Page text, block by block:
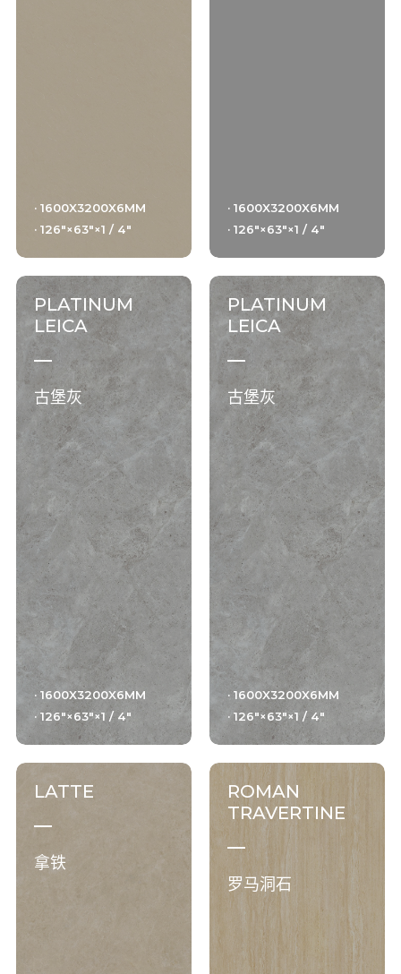
· 1600X3200X6MM
· 126"×63"×1 / 4"
· 1600X3200X6MM
· 126"×63"×1 / 4"
PLATINUM
LEICA
古堡灰
· 1600X3200X6MM
· 126"×63"×1 / 4"
PLATINUM
LEICA
古堡灰
· 1600X3200X6MM
· 126"×63"×1 / 4"
LATTE
拿铁
ROMAN
TRAVERTINE
罗马洞石